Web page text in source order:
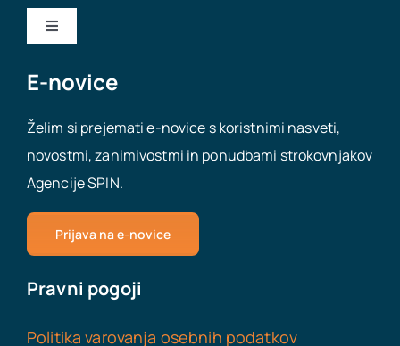
Toggle
Nakup podjetja
Prodaja podjetja
Odpiranje podjetij
Virtualna pisarna
Delovna dovoljenja za tujce
E-novice
Želim si prejemati e-novice s koristnimi nasveti,
novostmi, zanimivostmi in ponudbami strokovnjakov
Agencije SPIN.
Prijava na e-novice
Pravni pogoji
Politika varovanja osebnih podatkov